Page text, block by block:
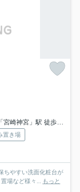
崎神宮」駅 徒歩33分
置き場
ちやすい洗面化粧台が
場など様々... もっと